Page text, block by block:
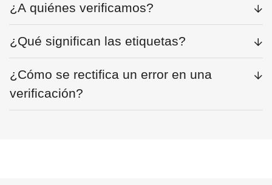
¿A quiénes verificamos?
¿Qué significan las etiquetas?
¿Cómo se rectifica un error en una
verificación?